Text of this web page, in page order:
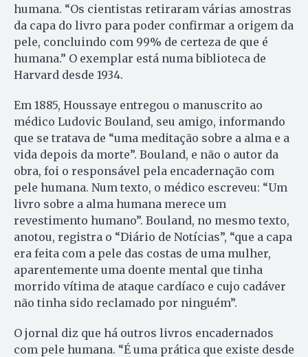
humana. “Os cientistas retiraram várias amostras
da capa do livro para poder confirmar a origem da
pele, concluindo com 99% de certeza de que é
humana.” O exemplar está numa biblioteca de
Harvard desde 1934.
Em 1885, Houssaye entregou o manuscrito ao
médico Ludovic Bouland, seu amigo, informando
que se tratava de “uma meditação sobre a alma e a
vida depois da morte”. Bouland, e não o autor da
obra, foi o responsável pela encadernação com
pele humana. Num texto, o médico escreveu: “Um
livro sobre a alma humana merece um
revestimento humano”. Bouland, no mesmo texto,
anotou, registra o “Diário de Notícias”, “que a capa
era feita com a pele das costas de uma mulher,
aparentemente uma doente mental que tinha
morrido vítima de ataque cardíaco e cujo cadáver
não tinha sido reclamado por ninguém”.
O jornal diz que há outros livros encadernados
com pele humana. “É uma prática que existe desde